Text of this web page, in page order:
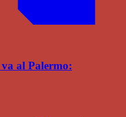
al Palermo: